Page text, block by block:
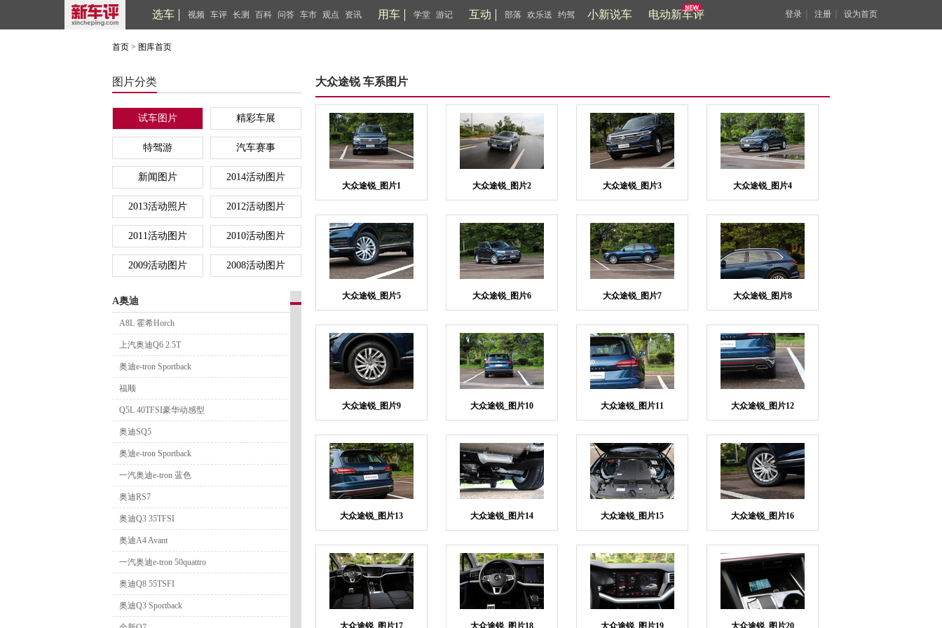
选车 视频 车评 长测 百科 问答 车市 观点 资讯 用车 学堂 游记 互动 部落 欢乐送 约驾 小新说车 电动新车评 登录 注册 设为首页
首页 > 图库首页
图片分类
试车图片 精彩车展
特驾游 汽车赛事
新闻图片 2014活动图片
2013活动照片 2012活动图片
2011活动图片 2010活动图片
2009活动图片 2008活动图片
A奥迪
A8L 霍希Horch
上汽奥迪Q6 2.5T
奥迪e-tron Sportback
福顺
Q5L 40TFSI豪华动感型
奥迪SQ5
奥迪e-tron Sportback
一汽奥迪e-tron 蓝色
奥迪RS7
奥迪Q3 35TFSI
奥迪A4 Avant
一汽奥迪e-tron 50quattro
奥迪Q8 55TSFI
奥迪Q3 Sportback
大众途锐 车系图片
大众途锐_图片1 大众途锐_图片2 大众途锐_图片3 大众途锐_图片4
大众途锐_图片5 大众途锐_图片6 大众途锐_图片7 大众途锐_图片8
大众途锐_图片9 大众途锐_图片10 大众途锐_图片11 大众途锐_图片12
大众途锐_图片13 大众途锐_图片14 大众途锐_图片15 大众途锐_图片16
大众途锐_图片17 大众途锐_图片18 大众途锐_图片19 大众途锐_图片20